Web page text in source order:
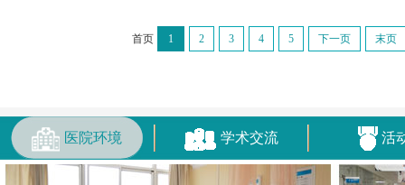
首页 1 2 3 4 5 下一页 末页
医院环境 学术交流 活